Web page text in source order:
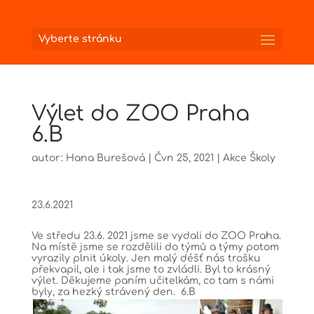
Vyberte stránku
Výlet do ZOO Praha
6.B
autor: Hana Burešová| Čvn 25, 2021 Akce Školy
23.6.2021
Ve středu 23.6. 2021 jsme se vydali do ZOO Praha.
Na místě jsme se rozdělili do týmů a týmy potom
vyrazily plnit úkoly. Jen malý déšť nás trošku
překvapil, ale i tak jsme to zvládli. Byl to krásný
výlet. Děkujeme paním učitelkám, co tam s námi
byly, za hezký strávený den. 6.B